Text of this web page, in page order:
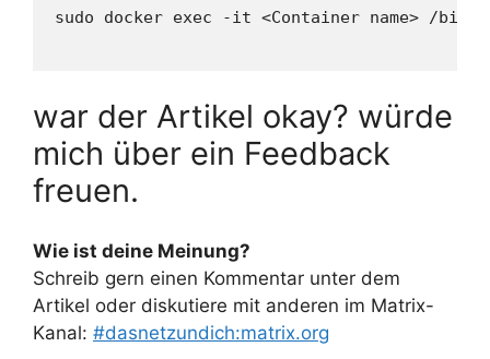
sudo docker exec -it <Container name> /bin/
war der Artikel okay? würde
mich über ein Feedback
freuen.
Wie ist deine Meinung?
Schreib gern einen Kommentar unter dem
Artikel oder diskutiere mit anderen im Matrix-
Kanal: #dasnetzundich:matrix.org